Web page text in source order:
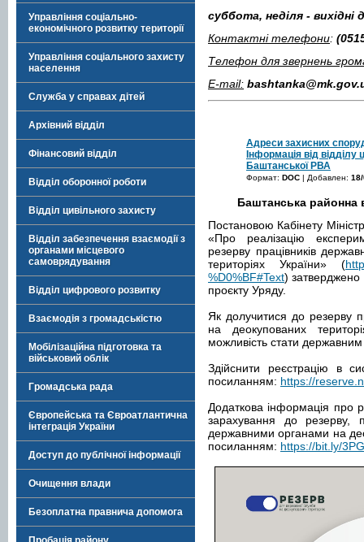
Управління соціально-
економічного розвитку території
Управління соціального захисту
населення
Служба у справах дітей
Архівний відділ
Фінансовий відділ
Відділ оборонної роботи
Відділ цивільного захисту
Відділ забезпечення взаємодії з
органами місцевого
самоврядування
Відділ цифрового розвитку
Взаємодія з громадськістю
Мобілізаційна підготовка та
військовий облік
Громадська рада
Європейська та Євроатлантична
інтеграція України
Доступ до публічної інформації
Очищення влади
Безоплатна правнича допомога
суббота, неділя - вихідні
Контактні телефони: (
Телефон для звернень
E-mail:
Адреси захисних
Інформація від відділу
Баштанської РВА
Формат: DOC | Добавлен:
Баштанська районна
Постановою Кабінету
«Про реалізацію
резерву працівників
територіях України» (
%D0%BF#Text) затверджено
проєкту Уряду.
Як долучитися до резерву
на деокупованих
можливість стати
Здійснити реєстрацію в
посиланням: https://
Додаткова інформація про
зарахування до резерву,
державними органами на
посиланням: https://bit.ly/